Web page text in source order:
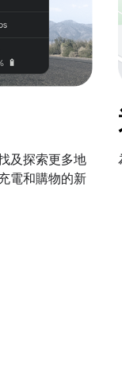
及探索更多地
電和購物的新